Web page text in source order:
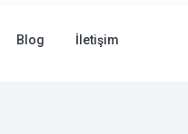
Blog İletişim